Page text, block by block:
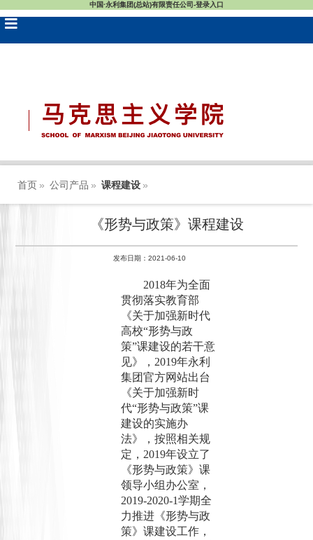
中国·永利集团(总站)有限责任公司-登录入口
首页 » 公司产品 » 课程建设 »
《形势与政策》课程建设
发布日期：2021-06-10
2018年为全面
贯彻落实教育部
《关于加强新时代
高校“形势与政
策”课建设的若干意
见》，2019年永利
集团官方网站出台
《关于加强新时
代“形势与政策”课
建设的实施办
法》，按照相关规
定，2019年设立了
《形势与政策》课
领导小组办公室，
2019-2020-1学期全
力推进《形势与政
策》课建设工作，